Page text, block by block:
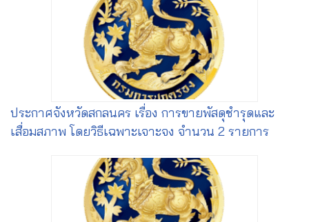
ประกาศจังหวัดสกลนคร เรื่อง การขายพัสดุชำรุดและ
เสื่อมสภาพ โดยวิธีเฉพาะเจาะจง จำนวน 2 รายการ